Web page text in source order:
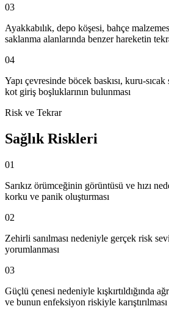
03
Ayakkabılık, depo köşesi, bahçe
saklanma alanlarında benzer hareketin
04
Yapı çevresinde böcek baskısı, kuru-
kot giriş boşluklarının bulunması
Risk ve Tekrar
Sağlık Riskleri
01
Sarıkız örümceğinin görüntüsü ve hızı
korku ve panik oluşturması
02
Zehirli sanılması nedeniyle gerçek risk
yorumlanması
03
Güçlü çenesi nedeniyle kışkırtıldığında
ve bunun enfeksiyon riskiyle karıştırılması